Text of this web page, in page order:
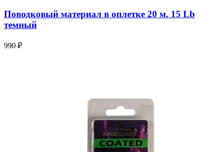
Поводковый материал в оплетке 20 м. 15 Lb
темный
990 ₽